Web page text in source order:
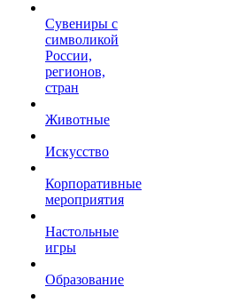
Сувениры с
символикой
России,
регионов,
стран
Животные
Искусство
Корпоративные
мероприятия
Настольные
игры
Образование